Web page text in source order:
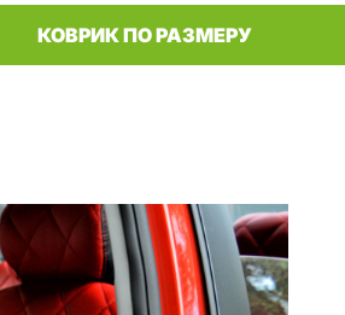
КОВРИК ПО РАЗМЕРУ